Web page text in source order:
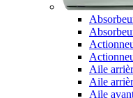
Aile
Aile
Aile